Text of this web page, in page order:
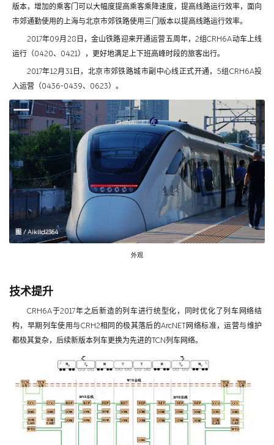
版本，增加的乘客门可以大幅度提高乘客乘降速度，提高线路运行效率，面向
市郊通勤使用的上海与北京市郊铁路使用三门版本以提高线路运行效率。
2017年09月28日，金山铁路迎来开通运营五周年，2组CRH6A动车上线
运行（0420、0421），更好地满足上下班高峰时段的旅客出行。
2017年12月31日，北京市郊铁路城市副中心线正式开通，5组CRH6A投
入运营（0436-0439、0623）。
图 / Aiklld2364
外观
技术提升
CRH6A于2017年之后新造的列车进行统型化，同时优化了列车网络结
构，早期列车使用与CRH2相同的极其落后的ArcNET网络标准，运营与维护
都极其复杂，后续新版本列车更换为先进的TCN列车网络。